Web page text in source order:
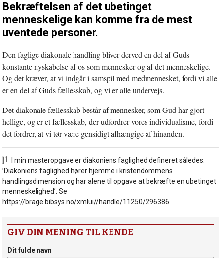
Bekræftelsen af det ubetinget
menneskelige kan komme fra de mest
uventede personer.
Den faglige diakonale handling bliver derved en del af Guds
konstante nyskabelse af os som mennesker og af det menneskelige.
Og det kræver, at vi indgår i samspil med medmennesket, fordi vi alle
er en del af Guds fællesskab, og vi er alle undervejs.
Det diakonale fællesskab består af mennesker, som Gud har gjort
hellige, og er et fællesskab, der udfordrer vores individualisme, fordi
det fordrer, at vi tør være gensidigt afhængige af hinanden.
I min masteropgave er diakoniens faglighed defineret således:
’Diakoniens faglighed hører hjemme i kristendommens
handlingsdimension og har alene til opgave at bekræfte en ubetinget
menneskelighed’. Se
https://brage.bibsys.no/xmlui//handle/11250/296386
GIV DIN MENING TIL KENDE
Dit fulde navn